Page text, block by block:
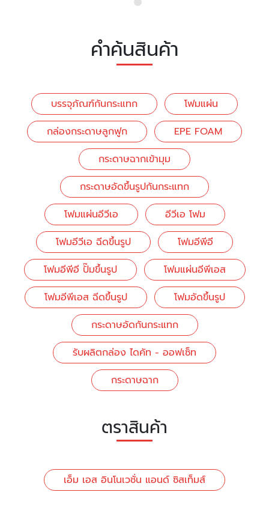
คำค้นสินค้า
บรรจุภัณฑ์กันกระแทก
โฟมแผ่น
กล่องกระดาษลูกฟูก
EPE FOAM
กระดาษฉากเข้ามุม
กระดาษอัดขึ้นรูปกันกระแทก
โฟมแผ่นอีวีเอ
อีวีเอ โฟม
โฟมอีวีเอ ฉีดขึ้นรูป
โฟมอีพีอี
โฟมอีพีอี ปั๊มขึ้นรูป
โฟมแผ่นอีพีเอส
โฟมอีพีเอส ฉีดขึ้นรูป
โฟมอัดขึ้นรูป
กระดาษอัดกันกระแทก
รับผลิตกล่อง ไดคัท - ออฟเซ็ท
กระดาษฉาก
ตราสินค้า
เอ็ม เอส อินโนเวชั่น แอนด์ ซิสเท็มส์